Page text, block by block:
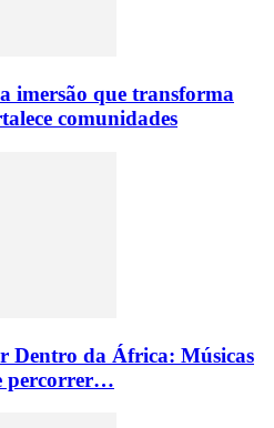
imersão que transforma
comunidades
Dentro da África: Músicas
percorrer…